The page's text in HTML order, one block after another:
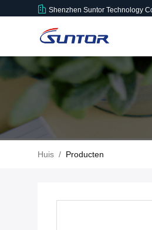
Shenzhen Suntor Technology
Huis / Producten